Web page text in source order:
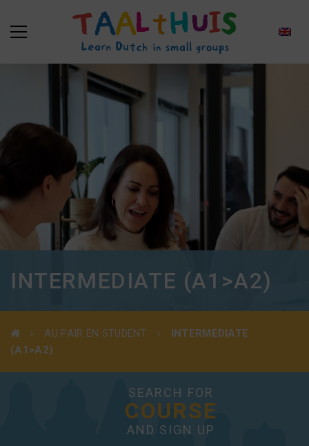
INTERMEDIATE (A1>A2)
AU PAIR EN STUDENT
INTERMEDIATE
(A1>A2)
SEARCH FOR
COURSE
AND SIGN UP